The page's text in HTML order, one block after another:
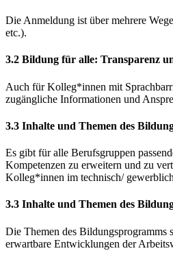
Die Anmeldung ist über mehrere
etc.).
3.2 Bildung für alle: Transparenz
Auch für Kolleg*innen mit
zugängliche Informationen und
3.3 Inhalte und Themen des
Es gibt für alle Berufsgruppen
Kompetenzen zu erweitern und zu
Kolleg*innen im technisch/
3.3 Inhalte und Themen des
Die Themen des Bildungsprogramms
erwartbare Entwicklungen der